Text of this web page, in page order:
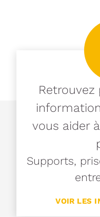
vous aider
Supports,
VOIR LES